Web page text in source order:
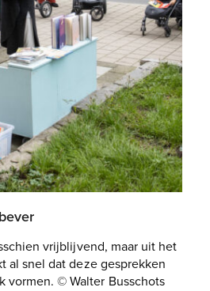
vrijblijvend, maar uit het
al snel dat deze gesprekken
vormen. © Walter Busschots